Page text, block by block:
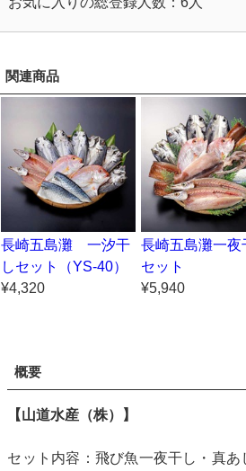
関連商品
長崎五島灘 一汐干
しセット（YS-40）
¥4,320
長崎五島灘一夜
セット
¥5,940
概要
【山道水産（株）】
セット内容：飛び魚一夜干し・真